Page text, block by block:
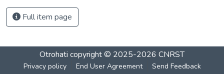
Full item page
Otrohati copyright © 2025-2026 CNRST
Privacy policy End User Agreement Send Feedback